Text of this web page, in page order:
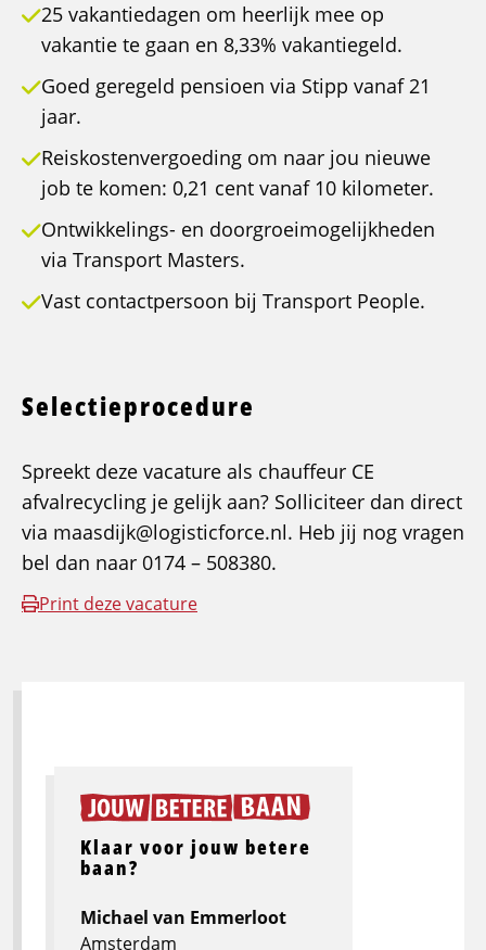
25 vakantiedagen om heerlijk mee op
vakantie te gaan en 8,33% vakantiegeld.
Goed geregeld pensioen via Stipp vanaf 21
jaar.
Reiskostenvergoeding om naar jou nieuwe
job te komen: 0,21 cent vanaf 10 kilometer.
Ontwikkelings- en doorgroeimogelijkheden
via Transport Masters.
Vast contactpersoon bij Transport People.
Selectieprocedure
Spreekt deze vacature als chauffeur CE
afvalrecycling je gelijk aan? Solliciteer dan direct
via maasdijk@logisticforce.nl. Heb jij nog vragen
bel dan naar 0174 – 508380.
Print deze vacature
Klaar voor jouw betere
baan?
Michael van Emmerloot
Amsterdam